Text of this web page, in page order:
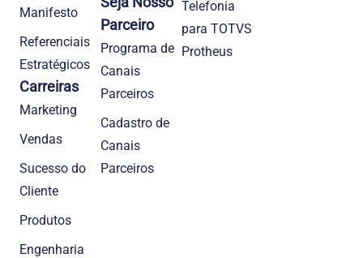
Manifesto
Referenciais
Estratégicos
Carreiras
Marketing
Vendas
Sucesso do
Cliente
Produtos
Engenharia
Parceiro
Programa de
Canais
Parceiros
Cadastro de
Canais
Parceiros
Telefonia
para TOTVS
Protheus